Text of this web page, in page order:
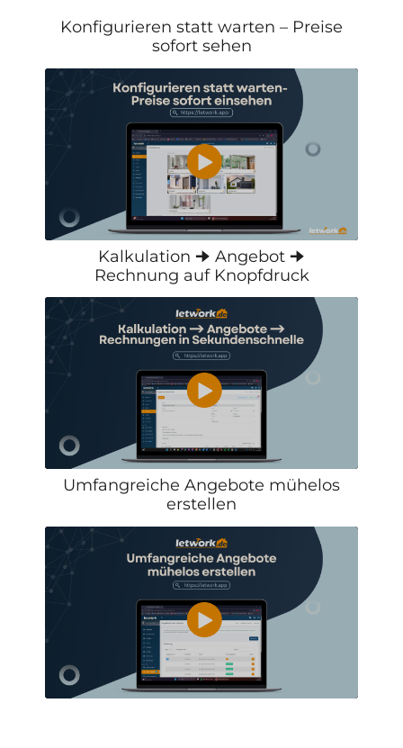
Konfigurieren statt warten – Preise
sofort sehen
Kalkulation 🠊 Angebot 🠊
Rechnung auf Knopfdruck
Umfangreiche Angebote mühelos
erstellen